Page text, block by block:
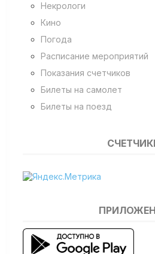
Некрологи
Кино
Погода
Расписание мероприятий
Показания счетчиков
Билеты на самолет
Билеты на поезд